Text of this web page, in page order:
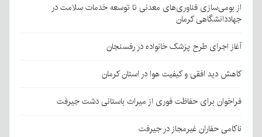
از بومی‌سازی فناوری‌های معدنی تا توسعه خدمات سلامت در
جهاددانشگاهی کرمان
آغاز اجرای طرح پزشک خانواده در رفسنجان
کاهش دید افقی و کیفیت هوا در استان کرمان
فراخوان برای حفاظت فوری از میراث باستانی دشت جیرفت
ناکامی حفاران غیرمجاز در جیرفت